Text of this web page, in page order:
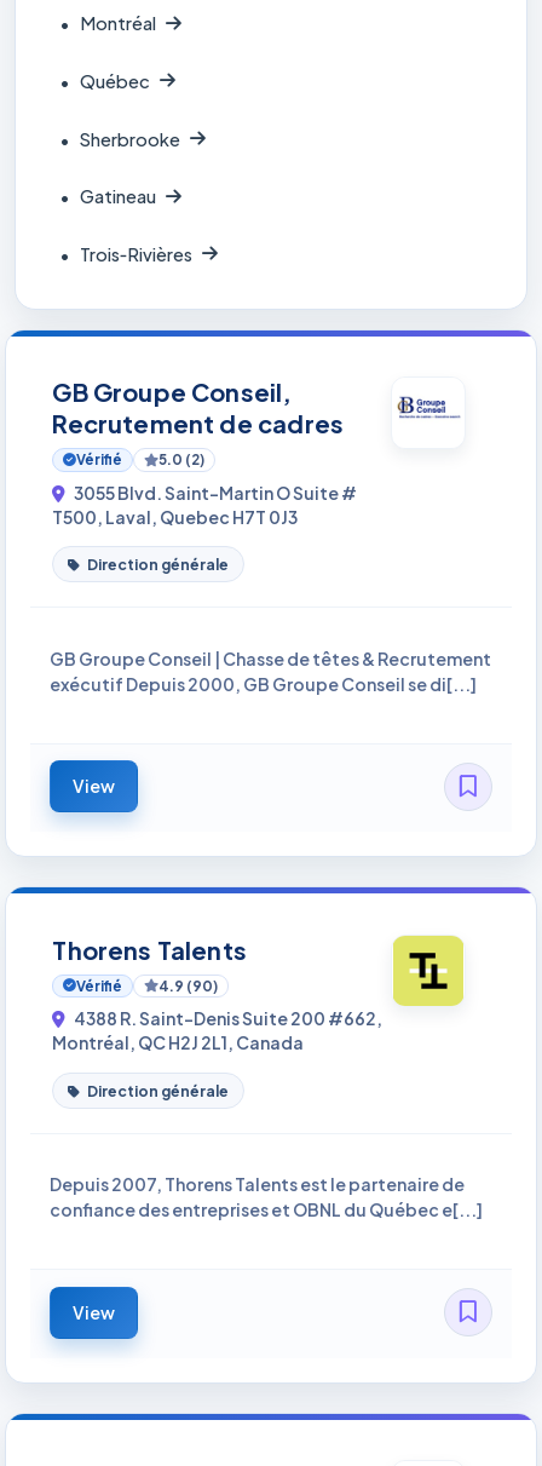
• Montréal
• Québec
• Sherbrooke
• Gatineau
• Trois‑Rivières
GB Groupe Conseil,
Recrutement de cadres
Vérifié 5.0 (2)
3055 Blvd. Saint-Martin O Suite #
T500, Laval, Quebec H7T 0J3
Direction générale
GB Groupe Conseil | Chasse de têtes & Recrutement
exécutif Depuis 2000, GB Groupe Conseil se di[...]
View
Thorens Talents
Vérifié 4.9 (90)
4388 R. Saint-Denis Suite 200 #662,
Montréal, QC H2J 2L1, Canada
Direction générale
Depuis 2007, Thorens Talents est le partenaire de
confiance des entreprises et OBNL du Québec e[...]
View